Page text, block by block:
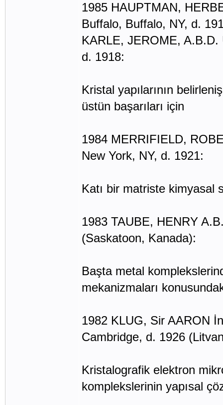
1985 HAUPTMAN,
Buffalo, Buffalo, NY, d.
KARLE, JEROME,
d. 1918:
Kristal yapılarının
üstün başarıları için
1984 MERRIFIELD,
New York, NY, d. 1921:
Katı bir matriste kimyasal
1983 TAUBE, HENRY
(Saskatoon, Kanada):
Başta metal
mekanizmaları
1982 KLUG, Sir AARON
Cambridge, d. 1926
Kristalografik elektron
komplekslerinin yapısal